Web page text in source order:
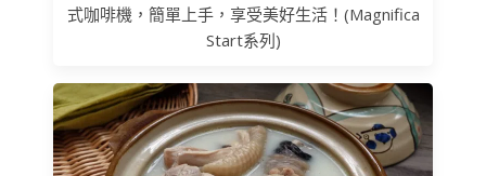
式咖啡機，簡單上手，享受美好生活！(Magnifica
Start系列)